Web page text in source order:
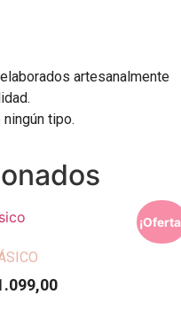
artesanalmente
tipo.